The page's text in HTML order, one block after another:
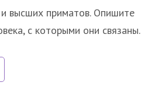
высших приматов. Опишите
с которыми они связаны.